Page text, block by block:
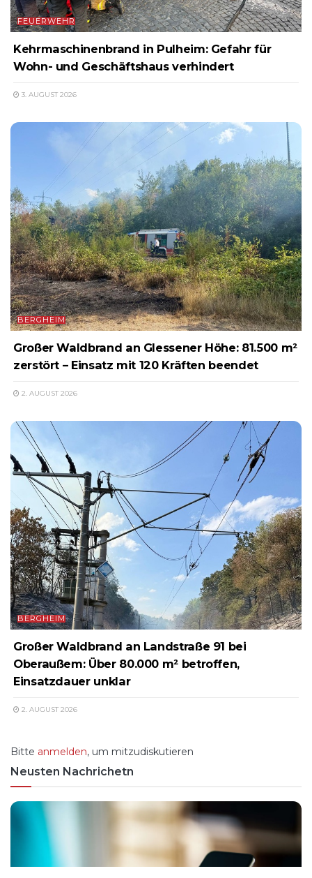
FEUERWEHR
Kehrmaschinenbrand in Pulheim: Gefahr für
Wohn- und Geschäftshaus verhindert
3. AUGUST 2026
BERGHEIM
Großer Waldbrand an Glessener Höhe: 81.500 m²
zerstört – Einsatz mit 120 Kräften beendet
2. AUGUST 2026
BERGHEIM
Großer Waldbrand an Landstraße 91 bei
Oberaußem: Über 80.000 m² betroffen,
Einsatzdauer unklar
2. AUGUST 2026
Bitte anmelden, um mitzudiskutieren
Neusten Nachrichetn